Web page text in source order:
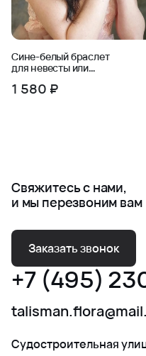
Сине-белый браслет
для невесты или
Лазурит
1 580 ₽
Свяжитесь с нами,
и мы перезвоним вам
Заказать звонок
+7 (495)
Судостроительная